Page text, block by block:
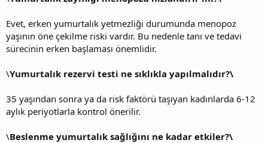
Evet, erken yumurtalık yetmezliği durumunda menopoz
yaşının öne çekilme riski vardır. Bu nedenle tanı ve tedavi
sürecinin erken başlaması önemlidir.
\Yumurtalık rezervi testi ne sıklıkla yapılmalıdır?\
35 yaşından sonra ya da risk faktörü taşıyan kadınlarda 6-12
aylık periyotlarla kontrol önerilir.
\Beslenme yumurtalık sağlığını ne kadar etkiler?\